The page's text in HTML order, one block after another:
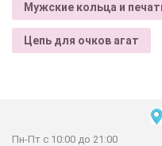
Мужские кольца и
Цепь для очков агат
Пн-Пт с 10:00 до 21:00